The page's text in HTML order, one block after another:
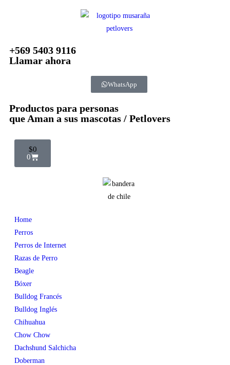
+569 5403 9116
Llamar ahora
WhatsApp
Productos para personas
que Aman a sus mascotas / Petlovers
$0
0
Home
Perros
Perros de Internet
Razas de Perro
Beagle
Bóxer
Bulldog Francés
Bulldog Inglés
Chihuahua
Chow Chow
Dachshund Salchicha
Doberman